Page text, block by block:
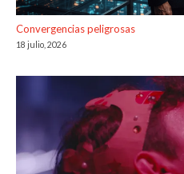
Convergencias peligrosas
18 julio, 2026